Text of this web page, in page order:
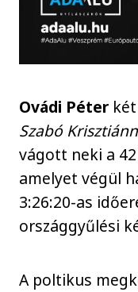
Ovádi Péter
Szabó
vágott neki a
amelyet végül
3:26:20-as
országgyűlési
A poltikus